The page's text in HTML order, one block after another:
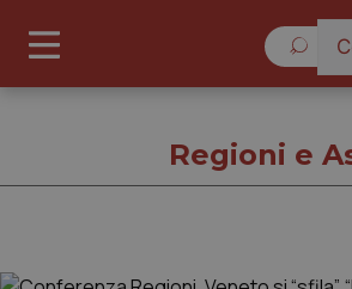
Regioni e